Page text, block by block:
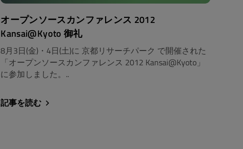
オープンソースカンファレンス 2012
Kansai@Kyoto 御礼
8月3日(金)・4日(土)に 京都リサーチパーク で開催された
「オープンソースカンファレンス 2012 Kansai@Kyoto」
に参加しました。..
記事を読む